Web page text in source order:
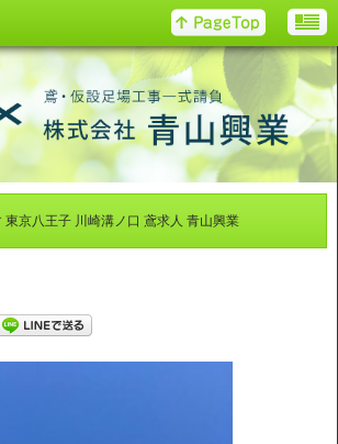
京八王子 川崎溝ノ口 鳶求人 青山興業